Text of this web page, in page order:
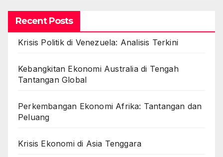
Recent Posts
Krisis Politik di Venezuela: Analisis Terkini
Kebangkitan Ekonomi Australia di Tengah
Tantangan Global
Perkembangan Ekonomi Afrika: Tantangan dan
Peluang
Krisis Ekonomi di Asia Tenggara